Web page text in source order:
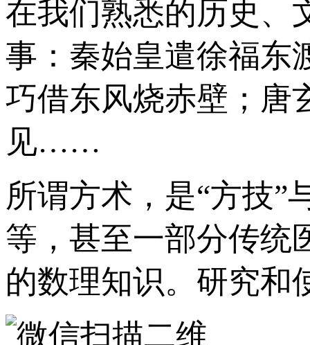
在我们熟悉的历史、
事：秦始皇遣徐福东
巧借东风烧赤壁；唐
见……
所谓方术，是“方技”
等，甚至一部分传统
的数理知识。研究和